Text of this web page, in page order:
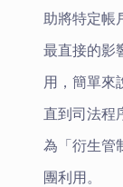
助將特定帳
最直接的影
用，簡單來
直到司法程
為「衍生管
團利用。